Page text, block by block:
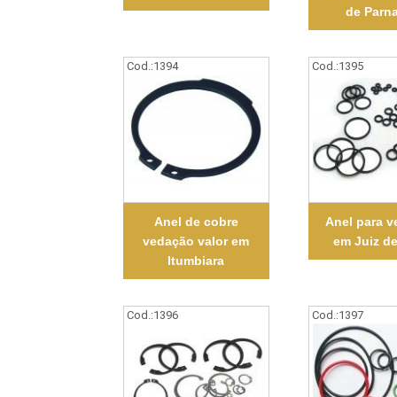
de
Cod.:1394
Anel de cobre
vedação valor em
Itumbiara
Cod.:1395
Anel para
em Juiz
Cod.:1396 Cod.:1397